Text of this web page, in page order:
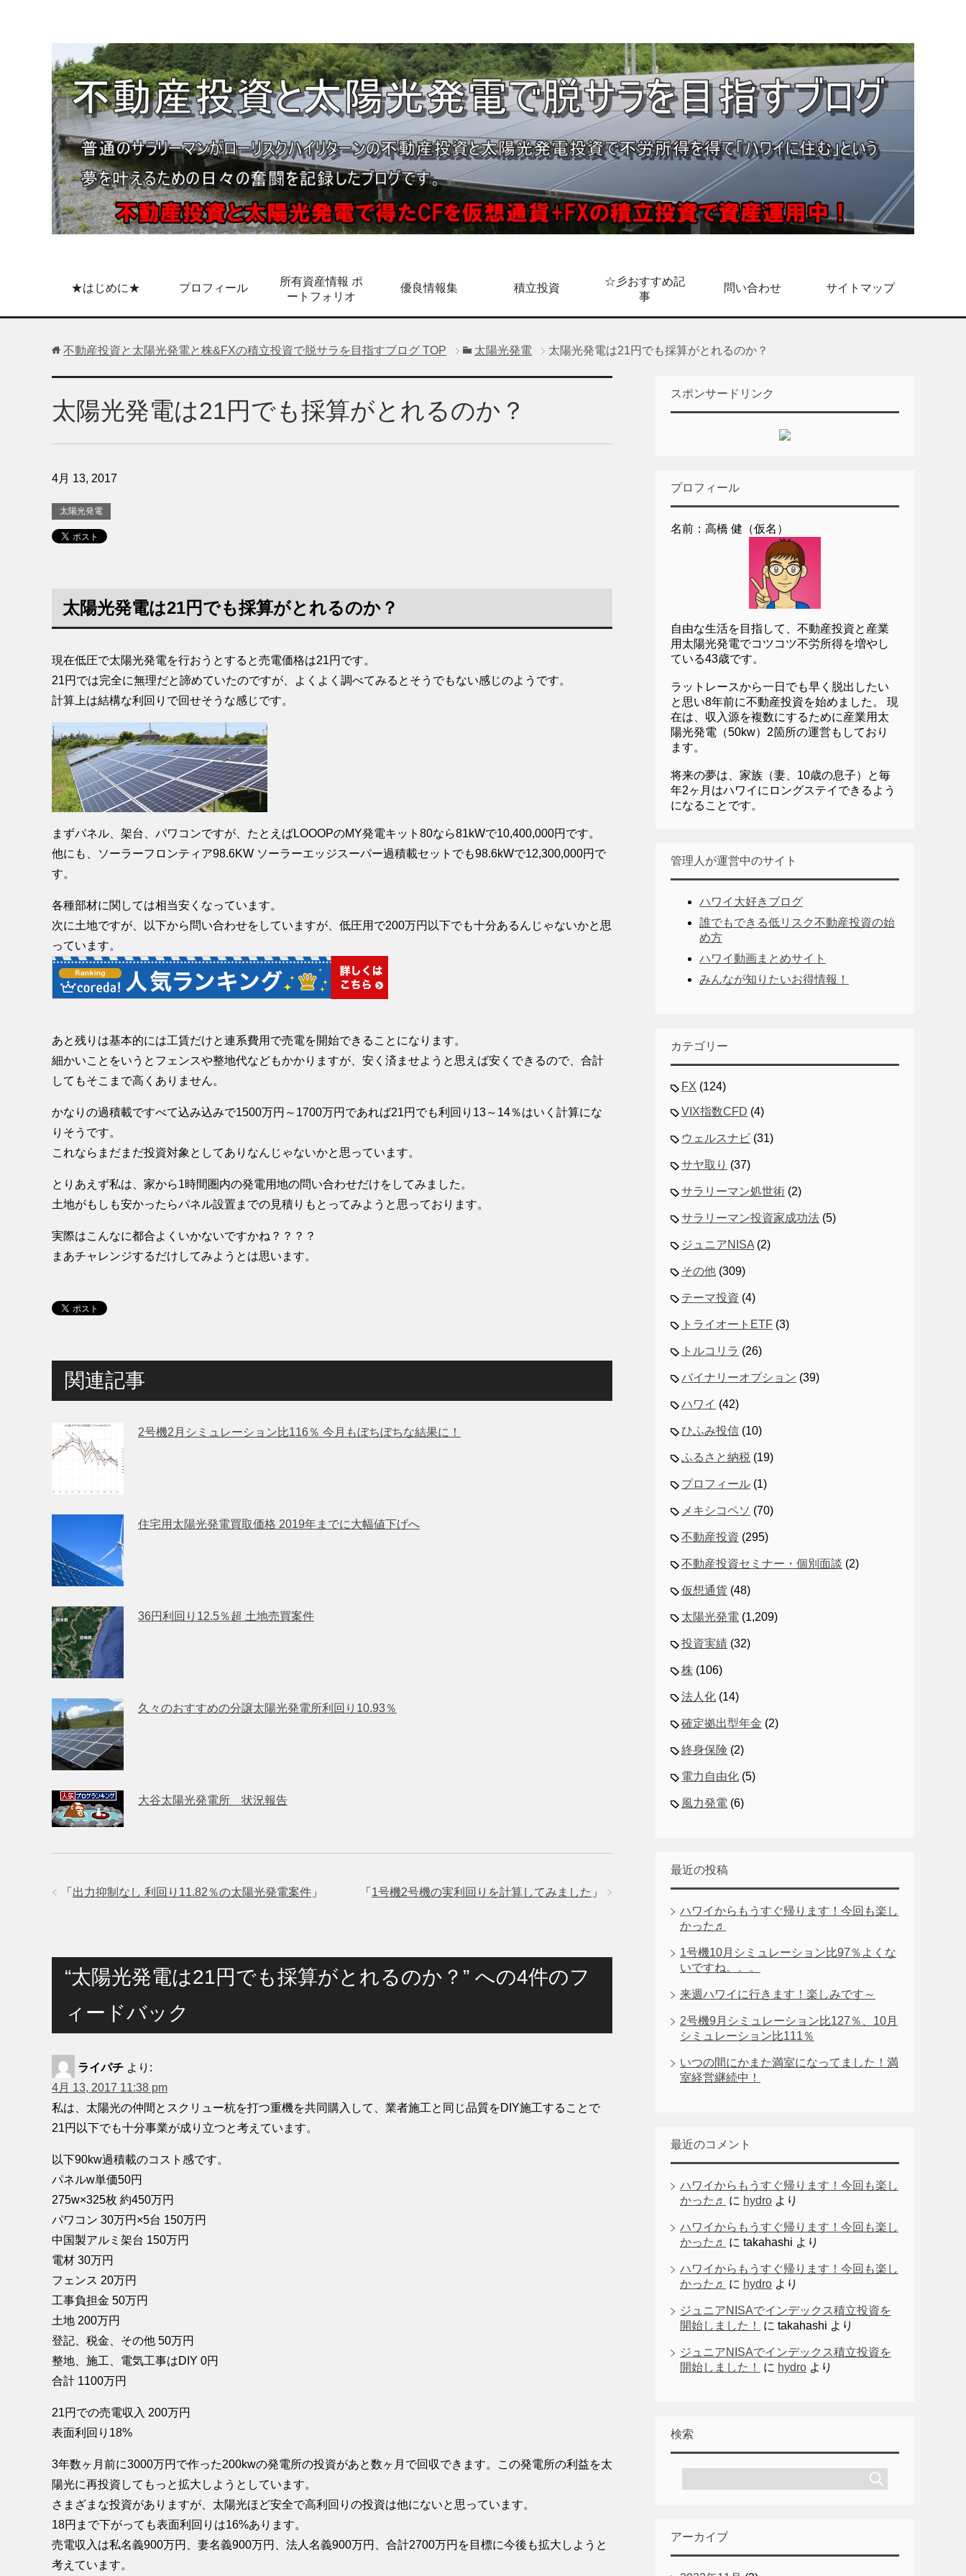
★はじめに★ プロフィール
所有資産情報 ポ
ートフォリオ
優良情報集 積立投資
☆彡おすすめ記
事
問い合わせ サイトマップ
不動産投資と太陽光発電と株&FXの積立投資で脱サラを目指すブログ TOP 太陽光発電 太陽光発電は21円でも採算がとれるのか？
太陽光発電は21円でも採算がとれるのか？
4月 13, 2017
太陽光発電
太陽光発電は21円でも採算がとれるのか？
現在低圧で太陽光発電を行おうとすると売電価格は21円です。
21円では完全に無理だと諦めていたのですが、よくよく調べてみるとそうでもない感じのようです。
計算上は結構な利回りで回せそうな感じです。
まずパネル、架台、パワコンですが、たとえばLOOOPのMY発電キット80なら81kWで10,400,000円です。
他にも、ソーラーフロンティア98.6KW ソーラーエッジスーパー過積載セットでも98.6kWで12,300,000円で
す。
各種部材に関しては相当安くなっています。
次に土地ですが、以下から問い合わせをしていますが、低圧用で200万円以下でも十分あるんじゃないかと思
っています。
あと残りは基本的には工賃だけと連系費用で売電を開始できることになります。
細かいことをいうとフェンスや整地代などもかかりますが、安く済ませようと思えば安くできるので、合計
してもそこまで高くありません。
かなりの過積載ですべて込み込みで1500万円～1700万円であれば21円でも利回り13～14％はいく計算にな
りそうです。
これならまだまだ投資対象としてありなんじゃないかと思っています。
とりあえず私は、家から1時間圏内の発電用地の問い合わせだけをしてみました。
土地がもしも安かったらパネル設置までの見積りもとってみようと思っております。
実際はこんなに都合よくいかないですかね？？？？
まあチャレンジするだけしてみようとは思います。
関連記事
2号機2月シミュレーション比116％ 今月もぼちぼちな結果に！
住宅用太陽光発電買取価格 2019年までに大幅値下げへ
36円利回り12.5％超 土地売買案件
久々のおすすめの分譲太陽光発電所利回り10.93％
大谷太陽光発電所 状況報告
「 1号機2号機の実利回りを計算してみました 」
「 出力抑制なし 利回り11.82％の太陽光発電案件 」
“太陽光発電は21円でも採算がとれるのか？” への4件のフ
ィードバック
ライパチ より:
4月 13, 2017 11:38 pm
私は、太陽光の仲間とスクリュー杭を打つ重機を共同購入して、業者施工と同じ品質をDIY施工することで
21円以下でも十分事業が成り立つと考えています。
以下90kw過積載のコスト感です。
パネルw単価50円
275w×325枚 約450万円
パワコン 30万円×5台 150万円
中国製アルミ架台 150万円
電材 30万円
フェンス 20万円
工事負担金 50万円
土地 200万円
登記、税金、その他 50万円
整地、施工、電気工事はDIY 0円
合計 1100万円
21円での売電収入 200万円
表面利回り18%
3年数ヶ月前に3000万円で作った200kwの発電所の投資があと数ヶ月で回収できます。この発電所の利益を太
陽光に再投資してもっと拡大しようとしています。
さまざまな投資がありますが、太陽光ほど安全で高利回りの投資は他にないと思っています。
18円まで下がっても表面利回りは16%あります。
売電収入は私名義900万円、妻名義900万円、法人名義900万円、合計2700万円を目標に今後も拡大しようと
考えています。
スポンサードリンク
プロフィール
名前：高橋 健（仮名）
自由な生活を目指して、不動産投資と産業
用太陽光発電でコツコツ不労所得を増やし
ている43歳です。
ラットレースから一日でも早く脱出したい
と思い8年前に不動産投資を始めました。 現
在は、収入源を複数にするために産業用太
陽光発電（50kw）2箇所の運営もしており
ます。
将来の夢は、家族（妻、10歳の息子）と毎
年2ヶ月はハワイにロングステイできるよう
になることです。
管理人が運営中のサイト
ハワイ大好きブログ
誰でもできる低リスク不動産投資の始
め方
ハワイ動画まとめサイト
みんなが知りたいお得情報！
カテゴリー
FX (124)
VIX指数CFD (4)
ウェルスナビ (31)
サヤ取り (37)
サラリーマン処世術 (2)
サラリーマン投資家成功法 (5)
ジュニアNISA (2)
その他 (309)
テーマ投資 (4)
トライオートETF (3)
トルコリラ (26)
バイナリーオプション (39)
ハワイ (42)
ひふみ投信 (10)
ふるさと納税 (19)
プロフィール (1)
メキシコペソ (70)
不動産投資 (295)
不動産投資セミナー・個別面談 (2)
仮想通貨 (48)
太陽光発電 (1,209)
投資実績 (32)
株 (106)
法人化 (14)
確定拠出型年金 (2)
終身保険 (2)
電力自由化 (5)
風力発電 (6)
最近の投稿
ハワイからもうすぐ帰ります！今回も楽し
かった♬
1号機10月シミュレーション比97％よくな
いですね。。。
来週ハワイに行きます！楽しみです～
2号機9月シミュレーション比127％、10月
シミュレーション比111％
いつの間にかまた満室になってました！満
室経営継続中！
最近のコメント
ハワイからもうすぐ帰ります！今回も楽し
かった♬
に hydro より
ハワイからもうすぐ帰ります！今回も楽し
かった♬
に takahashi より
ハワイからもうすぐ帰ります！今回も楽し
かった♬
に hydro より
ジュニアNISAでインデックス積立投資を
開始しました！
に takahashi より
ジュニアNISAでインデックス積立投資を
開始しました！
に hydro より
検索
アーカイブ